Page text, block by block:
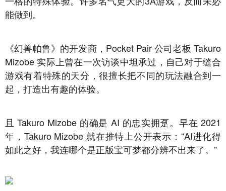
能做到。
《幻兽帕鲁》的开发商，Pocket Pair 公司老板 Takuro
Mizobe 实际上曾在一次访谈中坦承过，自己对于缝合
游戏有着特殊的天分，很擅长把不同的玩法融合到一
起，打造出有趣的体验。
且 Takuro Mizobe 的确是 AI 的忠实拥趸。早在 2021
年，Takuro Mizobe 就在推特上公开表示：“AI进化得
如此之好，我连哪个是正版宝可梦都分辨不出来了。”